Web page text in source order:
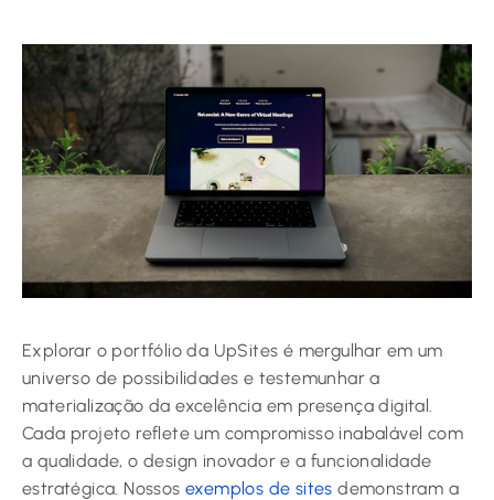
Explorar o portfólio da UpSites é mergulhar em um
universo de possibilidades e testemunhar a
materialização da excelência em presença digital.
Cada projeto reflete um compromisso inabalável com
a qualidade, o design inovador e a funcionalidade
estratégica. Nossos exemplos de sites demonstram a